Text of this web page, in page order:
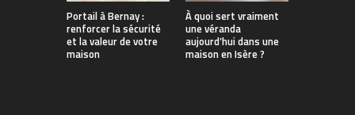
Portail à Bernay :
renforcer la sécurité
et la valeur de votre
maison
À quoi sert vraiment
une véranda
aujourd’hui dans une
maison en Isère ?